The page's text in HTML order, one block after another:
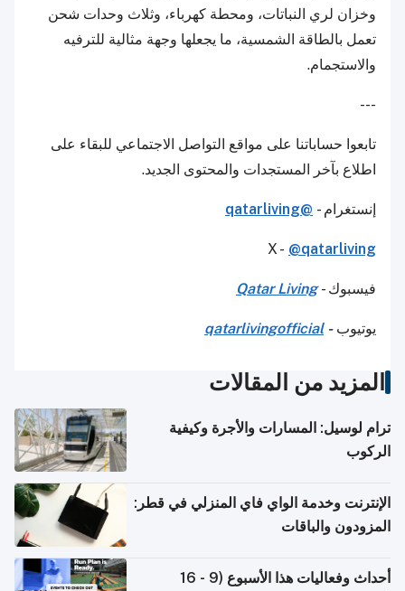
وخزان لري النباتات، ومحطة كهرباء، وثلاث وحدات شحن
تعمل بالطاقة الشمسية، ما يجعلها وجهة مثالية للترفيه
والاستجمام.
---
تابعوا حساباتنا على مواقع التواصل الاجتماعي للبقاء على
اطلاع بآخر المستجدات والمحتوى الجديد.
إنستغرام - @qatarliving
X - @qatarliving
فيسبوك -Qatar Living
يوتيوب-
qatarlivingofficial
المزيد من المقالات
ترام لوسيل: المسارات والأجرة وكيفية
الركوب
الإنترنت وخدمة الواي فاي المنزلي في قطر:
المزودون والباقات
أحداث وفعاليات هذا الأسبوع (9 - 16